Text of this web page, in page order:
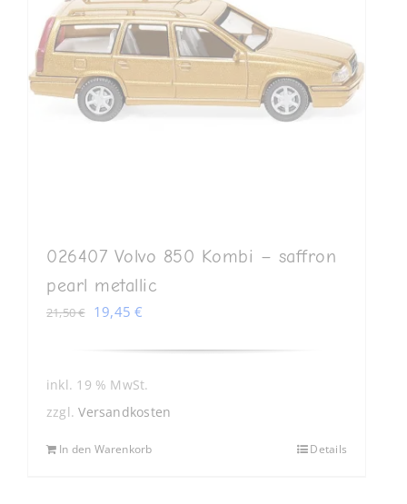
026407 Volvo 850 Kombi – saffron
pearl metallic
21,50€ Ursprünglicher
war:
21,50 €
19,45€
ist:
19,45 €.
inkl. 19 % MwSt.
zzgl.Versandkosten
In den Warenkorb Details